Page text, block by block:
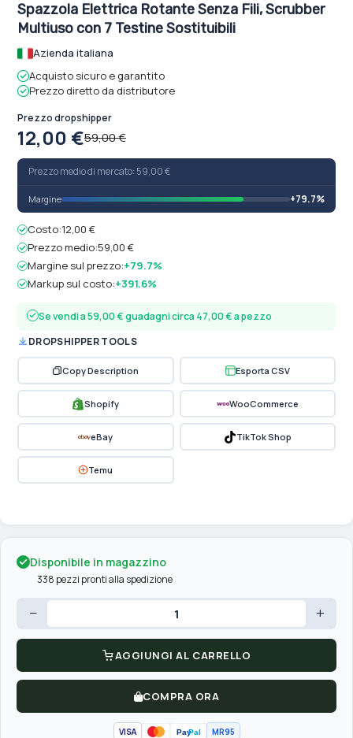
Spazzola Elettrica Rotante Senza Fili, Scrubber
Multiuso con 7 Testine Sostituibili
Azienda italiana
Acquisto sicuro e garantito
Prezzo diretto da distributore
Prezzo dropshipper
12,00 €59,00 €
Prezzo medio di mercato: 59,00 €
Margine +79.7%
Costo:12,00 €
Prezzo medio:59,00 €
Margine sul prezzo:+79.7%
Markup sul costo:+391.6%
Se vendi a 59,00 € guadagni circa 47,00 € a pezzo
DROPSHIPPER TOOLS
Copy Description Esporta CSV
Shopify WooCommerce
eBay TikTok Shop
Temu
Disponibile in magazzino
338 pezzi pronti alla spedizione
− +
AGGIUNGI AL CARRELLO
COMPRA ORA
VISA PayPal MR95